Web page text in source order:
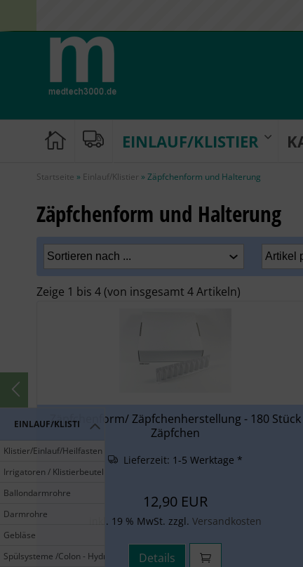
EINLAUF/KLISTIER
EINLAUF/KLISTIER
Klistier/Einlauf/Heilfasten
Irrigatoren / Klistierbeutel
Ballondarmrohre
Darmrohre
Gebläse
Spülsysteme /Colon - Hydro
Startseite » Einlauf/Klistier »Zäpfchenform und Halterung
Zäpfchenform und Halterung
Zeige 1 bis 4(von insgesamt 4Artikeln)
Zäpfchenform/ Zäpfchenherstellung - 180 Stück
Zäpfchen
Lieferzeit: 1-5 Werktage *
12,90 EUR
inkl. 19 % MwSt. zzgl. Versandkosten
Details